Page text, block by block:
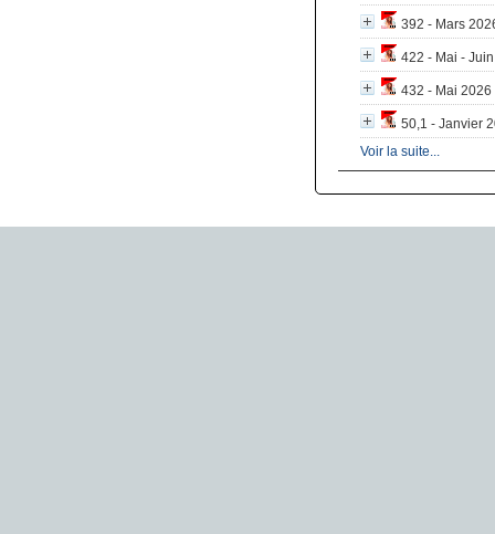
392 - Mars
422 - Mai -
432 - Mai 2026
50,1 - Janvier
Voir la suite...